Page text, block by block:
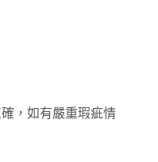
，如有嚴重瑕疵情